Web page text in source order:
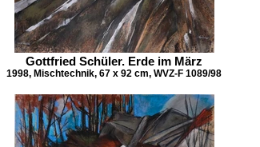
Gottfried Schüler. Erde im März
1998, Mischtechnik, 67 x 92 cm, WVZ-F 1089/98